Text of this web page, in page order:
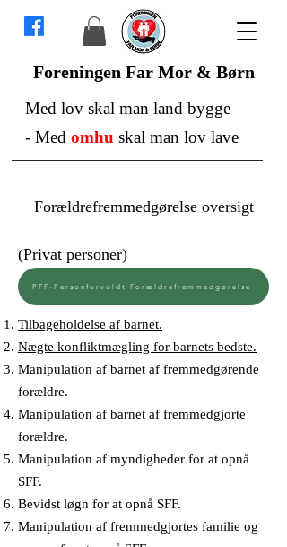
Foreningen Far Mor & Børn
Med lov skal man land bygge
- Med omhu skal man lov lave
Forældrefremmedgørelse oversigt
(Privat personer)
PFF-Personforvoldt Forældrefremmedgørelse
Tilbageholdelse af barnet.
Nægte konfliktmægling for barnets bedste.
Manipulation af barnet af fremmedgørende
forældre.
Manipulation af barnet af fremmedgjorte
forældre.
Manipulation af myndigheder for at opnå
SFF.
Bevidst løgn for at opnå SFF.
Manipulation af fremmedgjortes familie og